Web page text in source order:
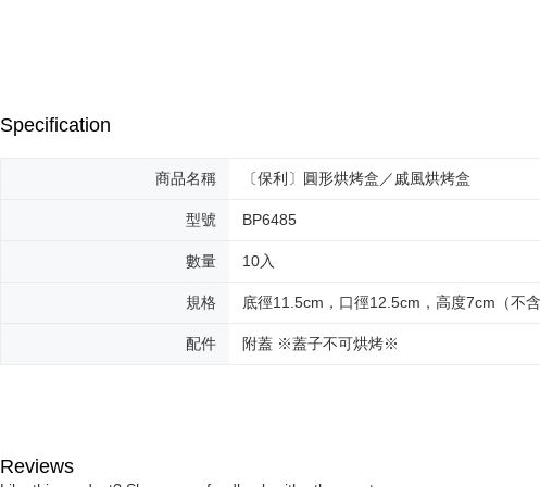
Specification
商品名稱 〔保利〕圓形烘烤盒／戚風烘烤盒
型號 BP6485
數量 10入
規格 底徑11.5cm，口徑12.5cm，高度7cm（不
配件 附蓋 ※蓋子不可烘烤※
Reviews